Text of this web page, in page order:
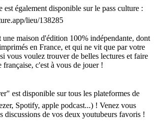
également disponible sur le pass culture :
lieu/138285
une maison d'édition 100% indépendante, dont
en France, et qui ne vit que par votre
vous voulez trouver de belles lectures et faire
c'est à vous de jouer !
est disponible sur tous les plateformes de
Spotify, apple podcast...) ! Venez vous
discussions de vos deux youtubeurs favoris !